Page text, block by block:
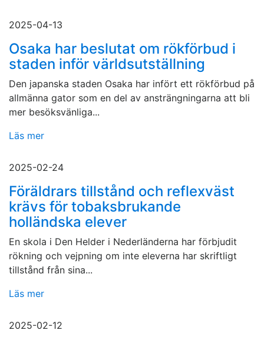
2025-04-13
Osaka har beslutat om rökförbud i
staden inför världsutställning
Den japanska staden Osaka har infört ett rökförbud på
allmänna gator som en del av ansträngningarna att bli
mer besöksvänliga...
Läs mer
2025-02-24
Föräldrars tillstånd och reflexväst
krävs för tobaksbrukande
holländska elever
En skola i Den Helder i Nederländerna har förbjudit
rökning och vejpning om inte eleverna har skriftligt
tillstånd från sina...
Läs mer
2025-02-12